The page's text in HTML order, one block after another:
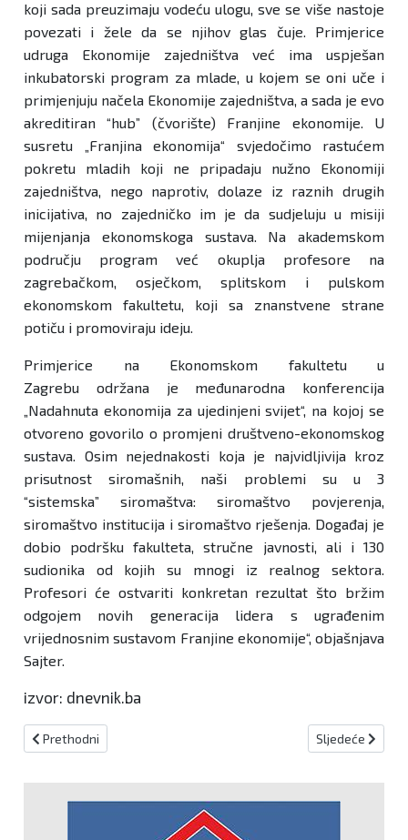
koji sada preuzimaju vodeću ulogu, sve se više nastoje
povezati i žele da se njihov glas čuje. Primjerice
udruga Ekonomije zajedništva već ima uspješan
inkubatorski program za mlade, u kojem se oni uče i
primjenjuju načela Ekonomije zajedništva, a sada je evo
akreditiran “hub” (čvorište) Franjine ekonomije. U
susretu „Franjina ekonomija“ svjedočimo rastućem
pokretu mladih koji ne pripadaju nužno Ekonomiji
zajedništva, nego naprotiv, dolaze iz raznih drugih
inicijativa, no zajedničko im je da sudjeluju u misiji
mijenjanja ekonomskoga sustava. Na akademskom
području program već okuplja profesore na
zagrebačkom, osječkom, splitskom i pulskom
ekonomskom fakultetu, koji sa znanstvene strane
potiču i promoviraju ideju.
Primjerice na Ekonomskom fakultetu u
Zagrebu održana je međunarodna konferencija
„Nadahnuta ekonomija za ujedinjeni svijet“, na kojoj se
otvoreno govorilo o promjeni društveno-ekonomskog
sustava. Osim nejednakosti koja je najvidljivija kroz
prisutnost siromašnih, naši problemi su u 3
“sistemska” siromaštva: siromaštvo povjerenja,
siromaštvo institucija i siromaštvo rješenja. Događaj je
dobio podršku fakulteta, stručne javnosti, ali i 130
sudionika od kojih su mnogi iz realnog sektora.
Profesori će ostvariti konkretan rezultat što bržim
odgojem novih generacija lidera s ugrađenim
vrijednosnim sustavom Franjine ekonomije“, objašnjava
Sajter.
izvor: dnevnik.ba
Prethodni članak: Hercegovina bogatija za osam đakona
Prethodni Sljedeći
Sljedeće